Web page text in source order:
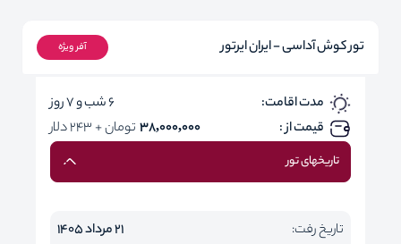
تور کوش آداسی - ایران ایرتور آفر ویژه
مدت اقامت:
6 شب و 7 روز
قیمت از :
38,000,000 تومان + 243 دلار
تاریخهای تور
تاریخ رفت:
21 مرداد 1405